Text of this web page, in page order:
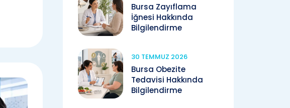
Bursa Zayıflama
İğnesi Hakkında
Bilgilendirme
30 TEMMUZ 2026
Bursa Obezite
Tedavisi Hakkında
Bilgilendirme